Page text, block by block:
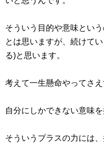
そういう目的や意味とい
とは思いますが、続けて
る)と思います。
考えて一生懸命やってさえ
自分にしかできない意味
そういうプラスの力には、